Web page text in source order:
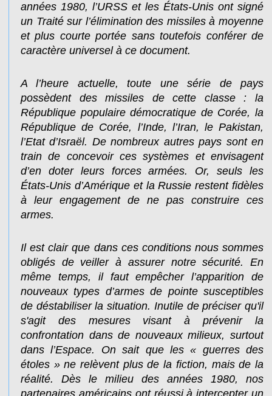
années 1980, l’URSS et les États-Unis ont signé
un Traité sur l’élimination des missiles à moyenne
et plus courte portée sans toutefois conférer de
caractère universel à ce document.
A l’heure actuelle, toute une série de pays
possèdent des missiles de cette classe : la
République populaire démocratique de Corée, la
République de Corée, l’Inde, l’Iran, le Pakistan,
l’Etat d’Israël. De nombreux autres pays sont en
train de concevoir ces systèmes et envisagent
d’en doter leurs forces armées. Or, seuls les
États-Unis d’Amérique et la Russie restent fidèles
à leur engagement de ne pas construire ces
armes.
Il est clair que dans ces conditions nous sommes
obligés de veiller à assurer notre sécurité. En
même temps, il faut empêcher l’apparition de
nouveaux types d’armes de pointe susceptibles
de déstabiliser la situation. Inutile de préciser qu'il
s'agit des mesures visant à prévenir la
confrontation dans de nouveaux milieux, surtout
dans l’Espace. On sait que les « guerres des
étoles » ne relèvent plus de la fiction, mais de la
réalité. Dès le milieu des années 1980, nos
partenaires américains ont réussi à intercepter un